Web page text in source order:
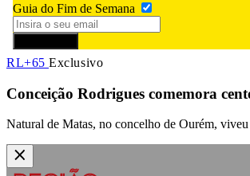
Guia do Fim de Semana
RL+65 Exclusivo
Conceição Rodrigues comemora
Natural de Matas, no concelho de Ourém,